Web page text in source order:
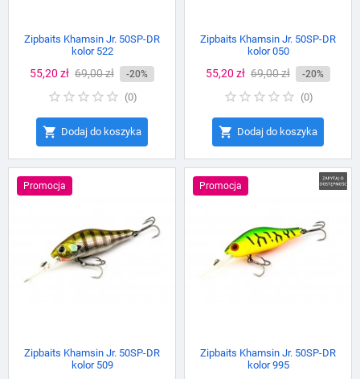
Zipbaits Khamsin Jr. 50SP-DR
kolor 522
Cena
55,20 zł Cena
podstawowa
69,00 zł -20%
(0)
 Dodaj do koszyka
Zipbaits Khamsin Jr. 50SP-DR
kolor 050
Cena
55,20 zł Cena
podstawowa
69,00 zł -20%
(0)
 Dodaj do koszyka
Promocja
Zipbaits Khamsin Jr. 50SP-DR
kolor 509
Promocja
Zipbaits Khamsin Jr. 50SP-DR
kolor 995